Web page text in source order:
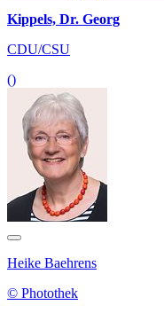
Kippels, Dr. Georg
CDU/CSU
()
Heike Baehrens
© Photothek